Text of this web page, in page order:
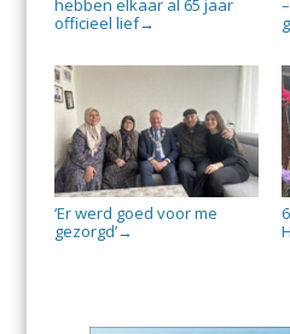
hebben elkaar al 65 jaar
officieel lief→
‘Er werd goed voor me
gezorgd’→